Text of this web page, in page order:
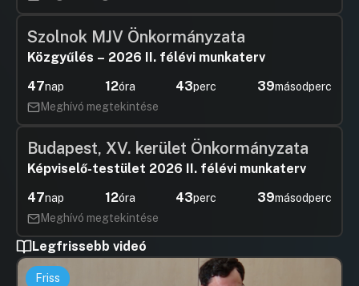
Szolnok MJV Önkormányzata
Közgyűlés – 2026 II. félévi munkaterv
47nap 12óra 43perc 38másodperc
Meghívó megtekintése
Budapest, XV. kerület Önkormányzata
Képviselő-testület 2026 II. félévi munkaterv
47nap 12óra 43perc 38másodperc
Meghívó megtekintése
Legfrissebb videó
Friss